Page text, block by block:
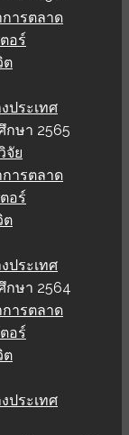
ารตลาด
อร์
ต
ประเทศ
กษา 2565
จัย
ารตลาด
อร์
ต
ประเทศ
กษา 2564
ารตลาด
อร์
ต
ประเทศ